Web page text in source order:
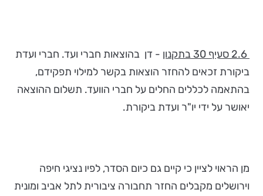
- דן בהוצאות חברי ועד. חברי ועדת
ביקורת זכאים להחזר הוצאות בקשר למילוי תפקידם,
בהתאמה לכללים החלים על חברי הוועד. תשלום ההוצאה
יאושר על ידי יו"ר ועדת ביקורת.
מן הראוי לציין כי קיים גם כיום הסדר, לפיו נציגי חיפה
וירושלים מקבלים החזר תחבורה ציבורית לתל אביב ומונית